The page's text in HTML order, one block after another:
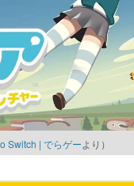
Switch | でらゲーより）